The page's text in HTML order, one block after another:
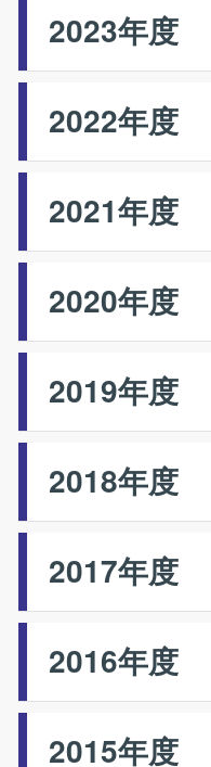
2023年度
2022年度
2021年度
2020年度
2019年度
2018年度
2017年度
2016年度
2015年度